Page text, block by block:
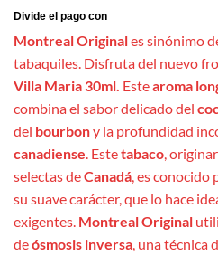
Montreal Originales sinónimo
tabaquiles. Disfruta del nuevo
Villa Maria 30ml. Estearoma
combina el sabor delicado del
del bourbony la profundidad
canadiense. Estetabaco,
selectas deCanadá, es conocido
su suave carácter, que lo hace
exigentes. Montreal Original
deósmosis inversa, una técnica